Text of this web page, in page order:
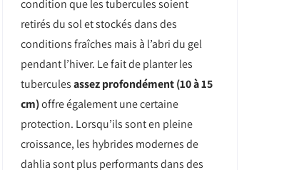
condition que les tubercules soient
retirés du sol et stockés dans des
conditions fraîches mais à l’abri du gel
pendant l’hiver. Le fait de planter les
tuberculesassez profondément (10 à 15
cm)offre également une certaine
protection. Lorsqu’ils sont en pleine
croissance, les hybrides modernes de
dahlia sont plus performants dans des